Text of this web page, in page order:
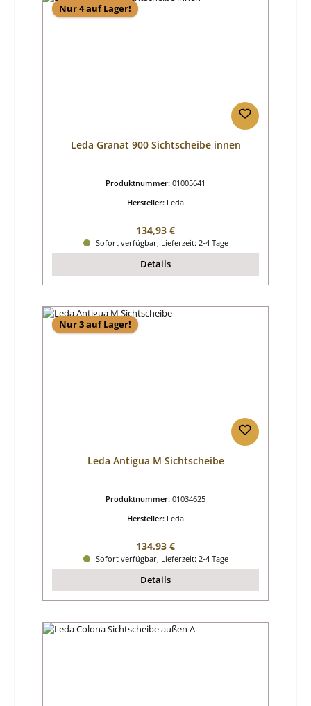
Nur 4 auf Lager!
Leda Granat 900 Sichtscheibe innen
Produktnummer: 01005641
Hersteller: Leda
Regulärer Preis:
134,93 €
Sofort verfügbar, Lieferzeit: 2-4 Tage
Details
Nur 3 auf Lager!
Leda Antigua M Sichtscheibe
Produktnummer: 01034625
Hersteller: Leda
Regulärer Preis:
134,93 €
Sofort verfügbar, Lieferzeit: 2-4 Tage
Details